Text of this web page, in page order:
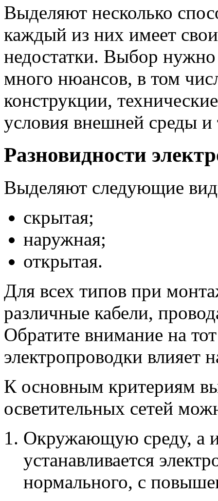
Выделяют несколько
каждый из них имеет
недостатки. Выбор нужно
много нюансов, в том
конструкции,
условия внешней среды и
Разновидности
Выделяют следующие
скрытая;
наружная;
открытая.
Для всех типов при
различные кабели,
Обратите внимание на
электропроводки
К основным критериям
осветительных сетей
Окружающую среду, а
устанавливается
нормального, с